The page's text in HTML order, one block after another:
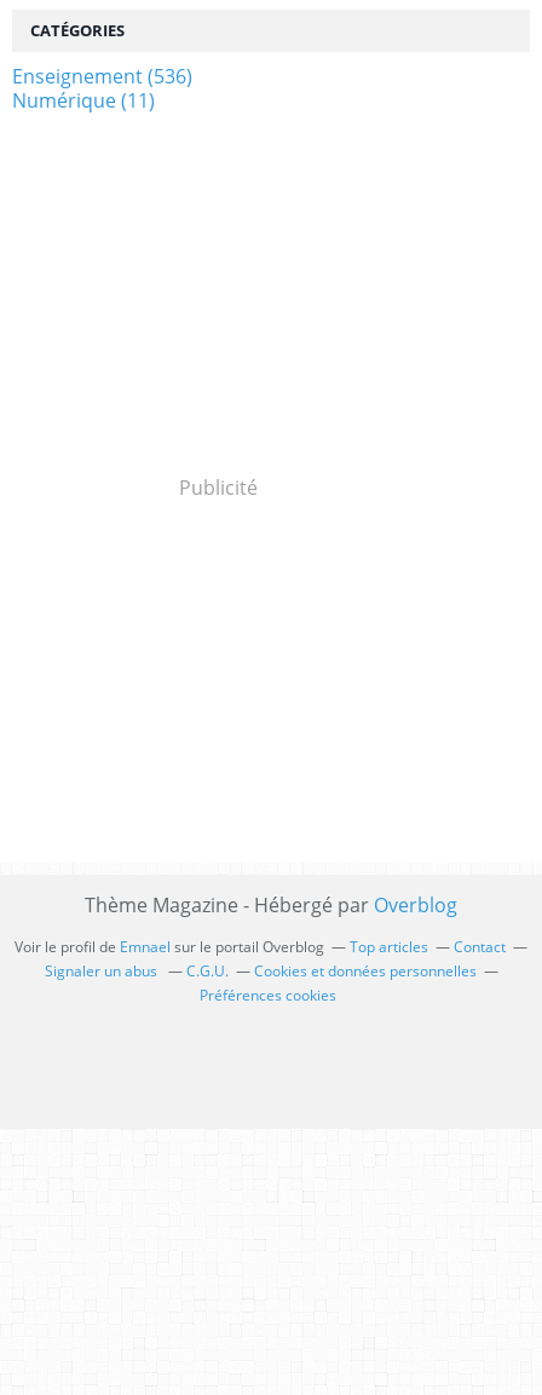
CATÉGORIES
Enseignement(536)
Numérique(11)
Publicité
Thème Magazine - Hébergé par Overblog
Voir le profil de Emnael sur le portail Overblog Top articles
Contact
Signaler un abus
C.G.U.
Cookies et données personnelles
Préférences cookies